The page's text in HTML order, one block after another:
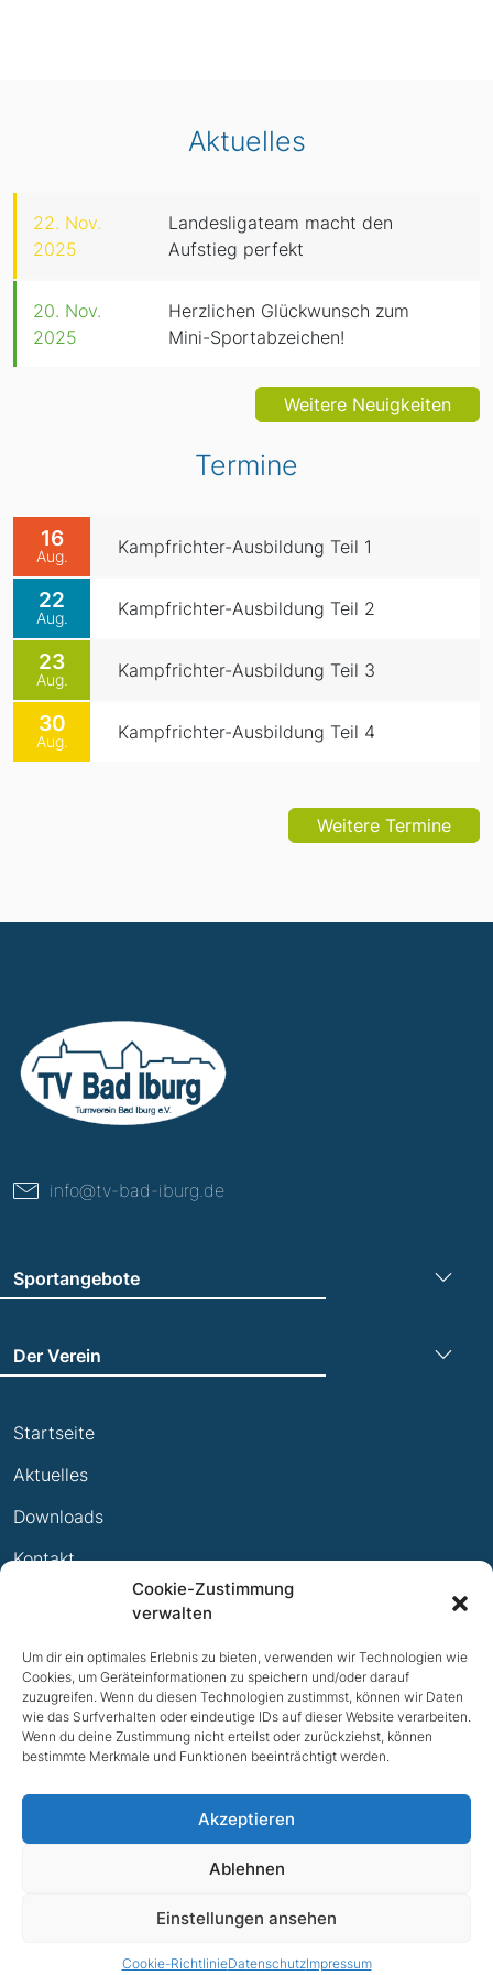
Cookie-Zustimmung
verwalten
Um dir ein optimales Erlebnis zu bieten, verwenden wir Technologien wie
Cookies, um Geräteinformationen zu speichern und/oder darauf
zuzugreifen. Wenn du diesen Technologien zustimmst, können wir Daten
wie das Surfverhalten oder eindeutige IDs auf dieser Website verarbeiten.
Wenn du deine Zustimmung nicht erteilst oder zurückziehst, können
bestimmte Merkmale und Funktionen beeinträchtigt werden.
Akzeptieren
Ablehnen
Einstellungen ansehen
Cookie-RichtlinieDatenschutzImpressum
Aktuelles
22. Nov.
2025
Landesligateam macht den
Aufstieg perfekt
20. Nov.
2025
Herzlichen Glückwunsch zum
Mini-Sportabzeichen!
Weitere Neuigkeiten
Termine
16
Aug. Kampfrichter-Ausbildung Teil 1
22
Aug. Kampfrichter-Ausbildung Teil 2
23
Aug. Kampfrichter-Ausbildung Teil 3
30
Aug. Kampfrichter-Ausbildung Teil 4
Weitere Termine
info@tv-bad-iburg.de
Sportangebote
Leichtathletik
Leistungsabzeichen
Der Verein
Termine
Ewige Erfolge
Mitglied werden
Startseite
Aktuelles
Downloads
Kontakt
© 2026 TV Bad Iburg e.V.